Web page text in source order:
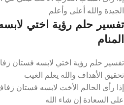
الجيدة والله أعلى وأعلم
تفسير حلم رؤية اختي
المنام
تفسير حلم رؤية اختي لابسه فستان
تحقيق الأهداف والله يعلم الغيب
إذا رأى الحالم الأخت لابسه فستان
على السعادة إن شاء الله